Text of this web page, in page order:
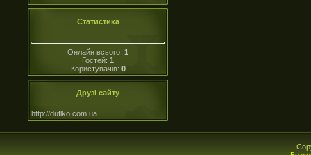
Статистика
Онлайн всього: 1
Гостей: 1
Користувачів: 0
Друзі сайту
http://duflko.com.ua